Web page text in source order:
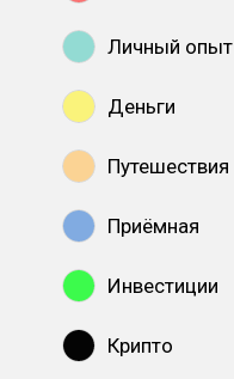
Личный опыт
Деньги
Путешествия
Приёмная
Инвестиции
Крипто